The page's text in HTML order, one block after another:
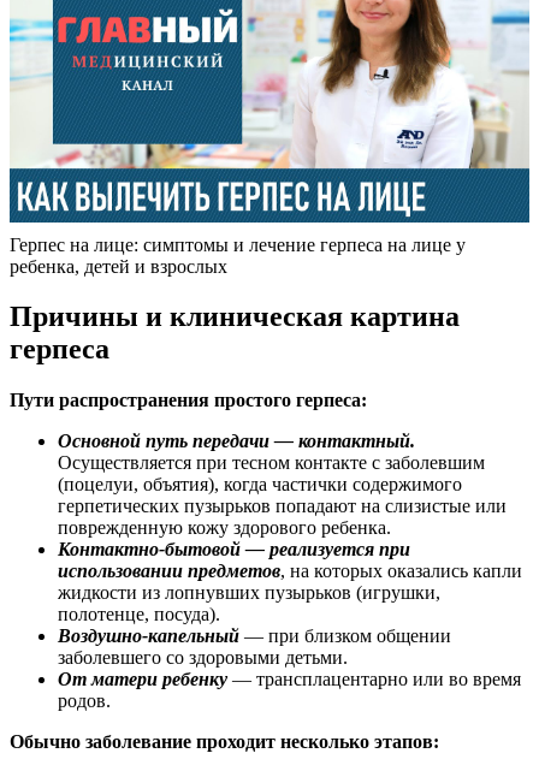
Герпес на лице: симптомы и лечение герпеса на лице у
ребенка, детей и взрослых
Причины и клиническая картина
герпеса
Пути распространения простого герпеса:
Основной путь передачи — контактный.
Осуществляется при тесном контакте с заболевшим
(поцелуи, объятия), когда частички содержимого
герпетических пузырьков попадают на слизистые или
поврежденную кожу здорового ребенка.
Контактно-бытовой — реализуется при
использовании предметов, на которых оказались капли
жидкости из лопнувших пузырьков (игрушки,
полотенце, посуда).
Воздушно-капельный — при близком общении
заболевшего со здоровыми детьми.
От матери ребенку — трансплацентарно или во время
родов.
Обычно заболевание проходит несколько этапов: